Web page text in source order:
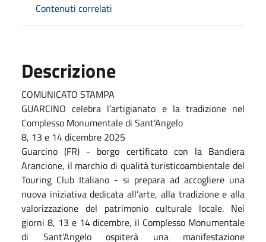
Contenuti correlati
Descrizione
COMUNICATO STAMPA
GUARCINO celebra l’artigianato e la tradizione nel
Complesso Monumentale di Sant’Angelo
8, 13 e 14 dicembre 2025
Guarcino (FR) - borgo certificato con la Bandiera
Arancione, il marchio di qualità turisticoambientale del
Touring Club Italiano - si prepara ad accogliere una
nuova iniziativa dedicata all’arte, alla tradizione e alla
valorizzazione del patrimonio culturale locale. Nei
giorni 8, 13 e 14 dicembre, il Complesso Monumentale
di Sant’Angelo ospiterà una manifestazione